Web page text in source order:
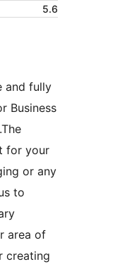
5.6
and fully
Business
for your
or any
to
area of
creating